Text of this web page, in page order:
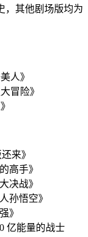
，其他剧场版均为
人》
冒险》
来》
高手》
决战》
孙悟空》
》
亿能量的战士